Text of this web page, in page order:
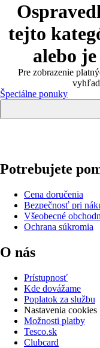
tejto
alebo
Pre zobrazenie
Špeciálne ponuky
Potrebujete
Cena doručenia
Bezpečnosť pri
Všeobecné
Ochrana súkromia
O nás
Prístupnosť
Kde dovážame
Poplatok za službu
Nastavenia cookies
Možnosti platby
Tesco.sk
Clubcard